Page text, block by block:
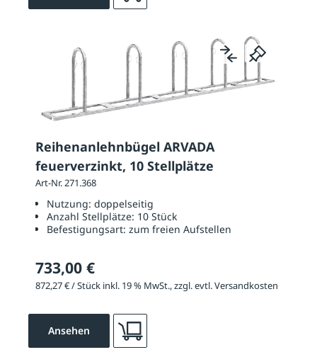
Reihenanlehnbügel ARVADA
feuerverzinkt, 10 Stellplätze
Art-Nr. 271.368
Nutzung: doppelseitig
Anzahl Stellplätze: 10 Stück
Befestigungsart: zum freien Aufstellen
733,00 €
872,27 € / Stück inkl. 19 % MwSt., zzgl. evtl. Versandkosten
Ansehen